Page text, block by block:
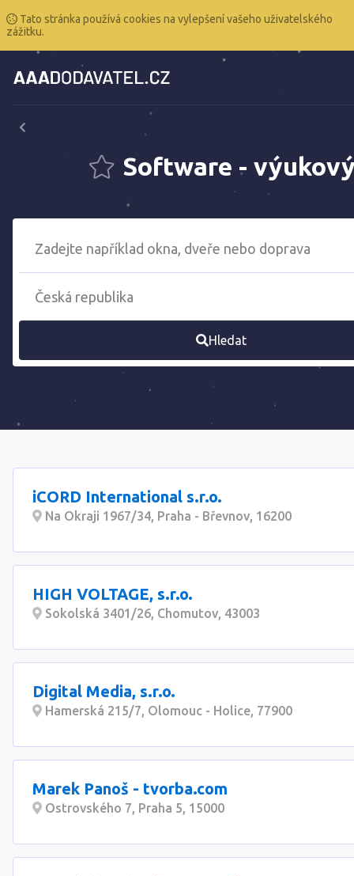
Tato stránka používá cookies na vylepšení vašeho uživatelského
zážitku.
Software -
Hledat
iCORD International s.r.o.
Na Okraji 1967/34, Praha - Břevnov, 16200
HIGH VOLTAGE, s.r.o.
Sokolská 3401/26, Chomutov, 43003
Digital Media, s.r.o.
Hamerská 215/7, Olomouc - Holice, 77900
Marek Panoš - tvorba.com
Ostrovského 7, Praha 5, 15000